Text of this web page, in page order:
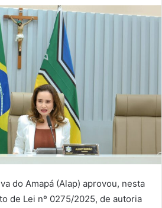
mail
do Amapá (Alap) aprovou, nesta
de Lei nº 0275/2025, de autoria